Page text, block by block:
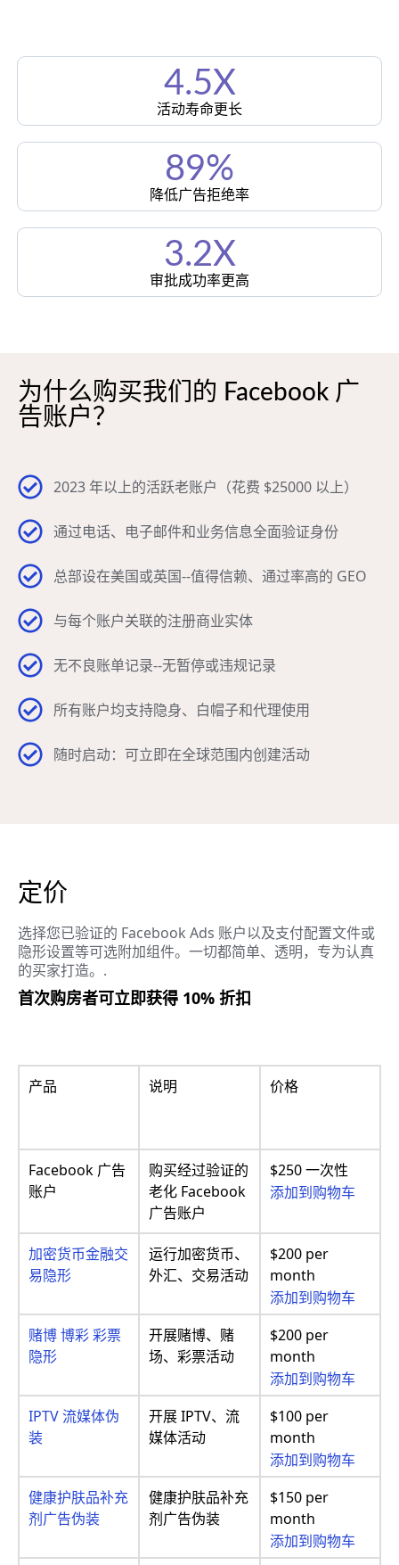
4.5X
活动寿命更长
89%
降低广告拒绝率
3.2X
审批成功率更高
为什么购买我们的 Facebook 广
告账户？
2023 年以上的活跃老账户（花费 $25000 以上）
通过电话、电子邮件和业务信息全面验证身份
总部设在美国或英国--值得信赖、通过率高的 GEO
与每个账户关联的注册商业实体
无不良账单记录--无暂停或违规记录
所有账户均支持隐身、白帽子和代理使用
随时启动：可立即在全球范围内创建活动
定价
选择您已验证的 Facebook Ads 账户以及支付配置文件或
隐形设置等可选附加组件。一切都简单、透明，专为认真
的买家打造。.
首次购房者可立即获得 10% 折扣
产品 说明 价格
Facebook 广告
账户
购买经过验证的
老化 Facebook
广告账户
$250 一次性
添加到购物车
加密货币金融交
易隐形
运行加密货币、
外汇、交易活动
$200 per
month
添加到购物车
赌博 博彩 彩票
隐形
开展赌博、赌
场、彩票活动
$200 per
month
添加到购物车
IPTV 流媒体伪
装
开展 IPTV、流
媒体活动
$100 per
month
添加到购物车
健康护肤品补充
剂广告伪装
健康护肤品补充
剂广告伪装
$150 per
month
添加到购物车